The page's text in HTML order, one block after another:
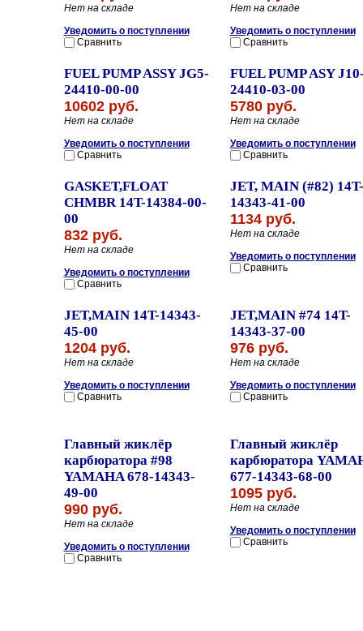
Нет на складе
Уведомить о поступлении
Сравнить
Нет на складе
Уведомить о поступлении
Сравнить
FUEL PUMP ASSY JG5-
24410-00-00
10602 руб.
Нет на складе
Уведомить о поступлении
Сравнить
FUEL PUMP ASY
24410-03-00
5780 руб.
Нет на складе
Уведомить о поступлении
Сравнить
GASKET,FLOAT
CHMBR 14T-14384-00-
00
832 руб.
Нет на складе
Уведомить о поступлении
Сравнить
JET, MAIN (#82) 14T-
14343-41-00
1134 руб.
Нет на складе
Уведомить о поступлении
Сравнить
JET,MAIN 14T-14343-
45-00
1204 руб.
Нет на складе
Уведомить о поступлении
Сравнить
JET,MAIN #74 14T-
14343-37-00
976 руб.
Нет на складе
Уведомить о поступлении
Сравнить
Главный жиклёр
карбюратора #98
YAMAHA 678-14343-
49-00
990 руб.
Нет на складе
Уведомить о поступлении
Сравнить
Главный жиклёр
карбюратора
677-14343-68-00
1095 руб.
Нет на складе
Уведомить о поступлении
Сравнить